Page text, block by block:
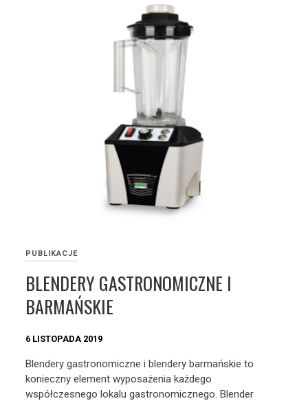
PUBLIKACJE
BLENDERY GASTRONOMICZNE I
BARMAŃSKIE
6 LISTOPADA 2019
Blendery gastronomiczne i blendery barmańskie to
konieczny element wyposażenia każdego
współczesnego lokalu gastronomicznego. Blender